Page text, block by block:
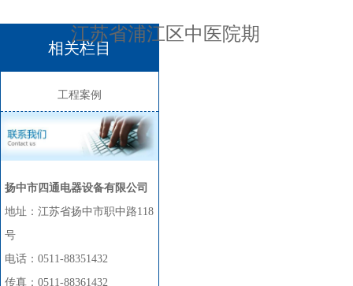
相关栏目
工程案例
扬中市四通电器设备有限公司
地址：江苏省扬中市职中路118
号
电话：0511-88351432
传真：0511-88361432
江苏省浦江区中医院期